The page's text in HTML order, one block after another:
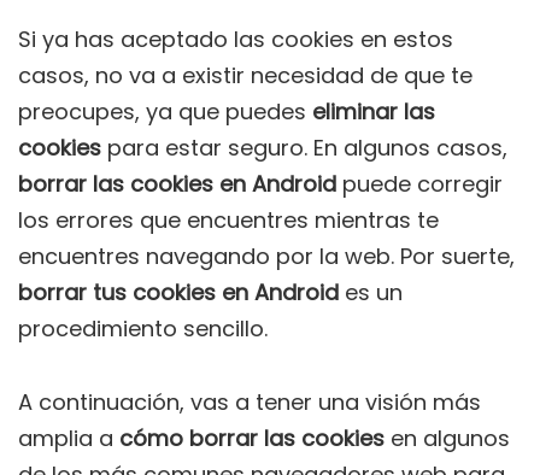
Si ya has aceptado las cookies en estos
casos, no va a existir necesidad de que te
preocupes, ya que puedes eliminar las
cookies para estar seguro. En algunos casos,
borrar las cookies en Android puede corregir
los errores que encuentres mientras te
encuentres navegando por la web. Por suerte,
borrar tus cookies en Android es un
procedimiento sencillo.
A continuación, vas a tener una visión más
amplia a cómo borrar las cookies en algunos